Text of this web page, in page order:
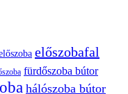
előszobafal
fürdőszoba bútor
hálószoba bútor